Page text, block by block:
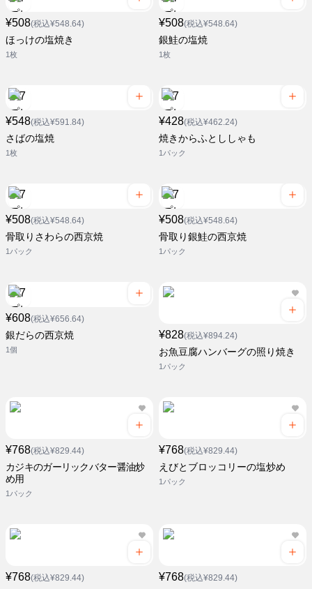
¥508(税込¥548.64)
ほっけの塩焼き
1枚
¥508(税込¥548.64)
銀鮭の塩焼
1枚
¥548(税込¥591.84)
さばの塩焼
1枚
¥428(税込¥462.24)
焼きからふとししゃも
1パック
¥508(税込¥548.64)
骨取りさわらの西京焼
1パック
¥508(税込¥548.64)
骨取り銀鮭の西京焼
1パック
¥608(税込¥656.64)
銀だらの西京焼
1個
¥828(税込¥894.24)
お魚豆腐ハンバーグの照り焼き
1パック
¥768(税込¥829.44)
カジキのガーリックバター醤油炒
め用
1パック
¥768(税込¥829.44)
えびとブロッコリーの塩炒め
1パック
¥768(税込¥829.44) ¥768(税込¥829.44)